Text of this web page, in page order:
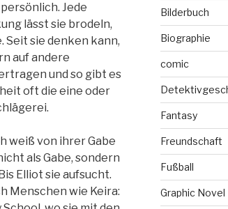
Jede
lässt sie brodeln,
Seit sie denken kann,
auf andere
und so gibt es
oft die eine oder
weiß von ihrer Gabe
als Gabe, sondern
Elliot sie aufsucht.
Menschen wie Keira:
Bilderbuch
Biographie
comic
Fantasy
Freundschaft
Fußball
Graphic Novel